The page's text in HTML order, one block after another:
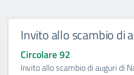
Invito allo scambio di
Circolare 92
Invito allo scambio di auguri di